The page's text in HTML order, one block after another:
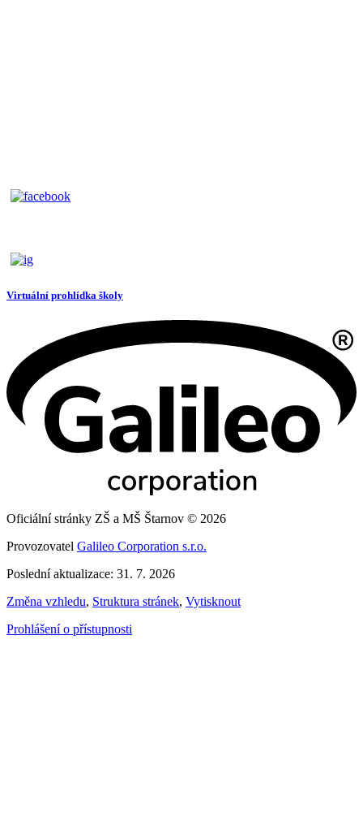
Virtuální prohlídka školy
Oficiální stránky ZŠ a MŠ Štarnov © 2026
Provozovatel Galileo Corporation s.r.o.
Poslední aktualizace: 31. 7. 2026
Změna vzhledu, Struktura stránek, Vytisknout
Prohlášení o přístupnosti